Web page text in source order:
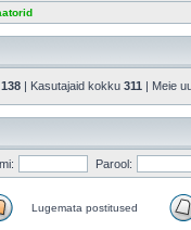
138 | Kasutajaid kokku 311 | Meie
Parool:
Lugemata postitused